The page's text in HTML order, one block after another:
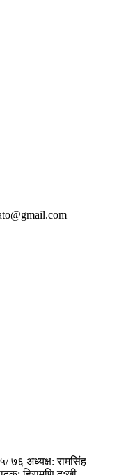
७६ अध्यक्ष: रामसिंह